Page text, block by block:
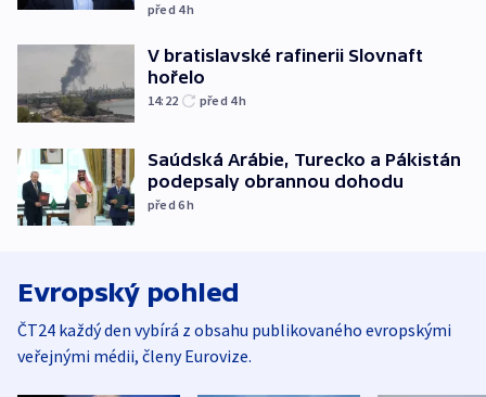
před 4h
V bratislavské rafinerii Slovnaft
hořelo
14:22 před 4h
Saúdská Arábie, Turecko a Pákistán
podepsaly obrannou dohodu
před 6h
Evropský pohled
ČT24 každý den vybírá z obsahu publikovaného evropskými
veřejnými médii, členy Eurovize.